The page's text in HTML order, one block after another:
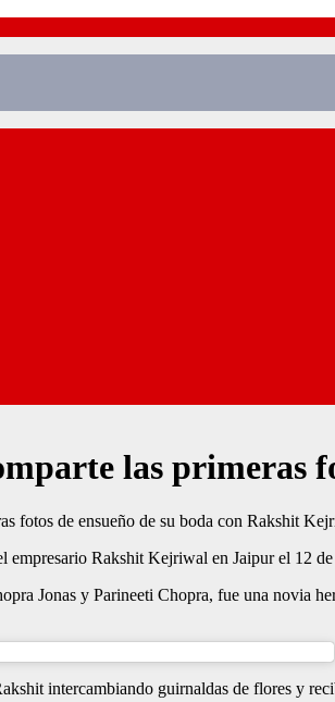
las primeras
empresario Rakshit Kejriwal en Jaipur el 12
Jonas y Parineeti Chopra, fue una novia
intercambiando guirnaldas de flores y